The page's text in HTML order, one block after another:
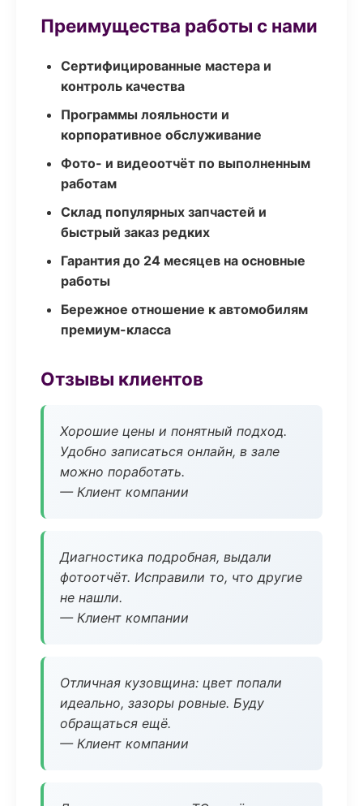
Преимущества работы с нами
Сертифицированные мастера и
контроль качества
Программы лояльности и
корпоративное обслуживание
Фото- и видеоотчёт по выполненным
работам
Склад популярных запчастей и
быстрый заказ редких
Гарантия до 24 месяцев на основные
работы
Бережное отношение к автомобилям
премиум-класса
Отзывы клиентов
Хорошие цены и понятный подход.
Удобно записаться онлайн, в зале
можно поработать.
— Клиент компании
Диагностика подробная, выдали
фотоотчёт. Исправили то, что другие
не нашли.
— Клиент компании
Отличная кузовщина: цвет попали
идеально, зазоры ровные. Буду
обращаться ещё.
— Клиент компании